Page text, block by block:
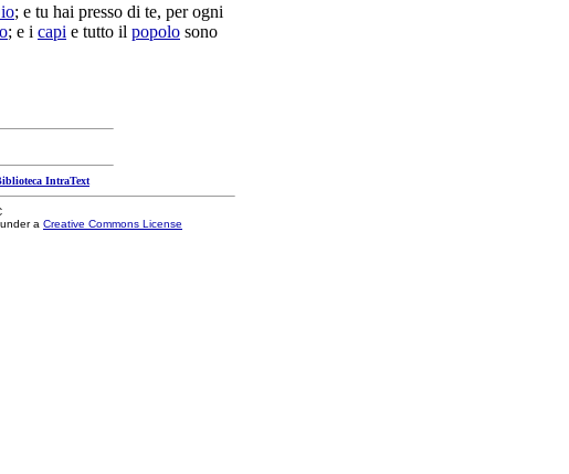
; e tu hai presso di te, per ogni
; e i capi e tutto il popolo sono
IntraText
a Creative Commons License